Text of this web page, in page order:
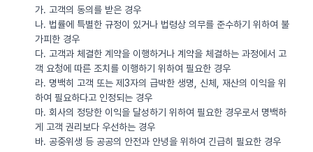
가. 고객의 동의를 받은 경우
나. 법률에 특별한 규정이 있거나 법령상 의무를 준수하기 위하여 불
가피한 경우
다. 고객과 체결한 계약을 이행하거나 계약을 체결하는 과정에서 고
객 요청에 따른 조치를 이행하기 위하여 필요한 경우
라. 명백히 고객 또는 제3자의 급박한 생명, 신체, 재산의 이익을 위
하여 필요하다고 인정되는 경우
마. 회사의 정당한 이익을 달성하기 위하여 필요한 경우로서 명백하
게 고객 권리보다 우선하는 경우
바. 공중위생 등 공공의 안전과 안녕을 위하여 긴급히 필요한 경우